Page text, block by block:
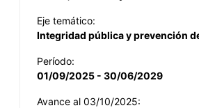
Eje temático:
Integridad pública y prevención
Período:
01/09/2025 - 30/06/2029
Avance al 03/10/2025: